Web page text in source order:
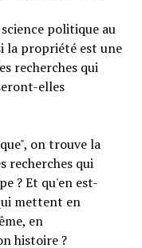
politique au
la propriété est une
recherches qui
elles
on trouve la
recherches qui
? Et qu'en est-
mettent en
en
histoire ?